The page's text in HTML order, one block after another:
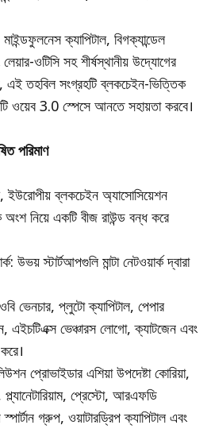
ক্যাপিটাল, বিগক্যান্ডেল
ওটিসি সহ শীর্ষস্থানীয় উদ্যোগের
এই তহবিল সংগ্রহটি ব্লকচেইন-ভিত্তিক
ওয়েব 3.0 স্পেসে আনতে সহায়তা করবে।
পরিমাণ
ইউরোপীয় ব্লকচেইন অ্যাসোসিয়েশন
নিয়ে একটি বীজ রাউন্ড বন্ধ করে
উভয় স্টার্টআপগুলি মান্টা নেটওয়ার্ক দ্বারা
ভেনচার, প্লুটো ক্যাপিটাল, পেপার
এইচটিএক্স ভেঞ্চারস লোগো, ক্যাটজেন এবং
প্রোভাইডার এশিয়া উপদেষ্টা কোরিয়া,
প্রেস্টো, আরএফডি
গ্রুপ, ওয়াটারড্রিপ ক্যাপিটাল এবং